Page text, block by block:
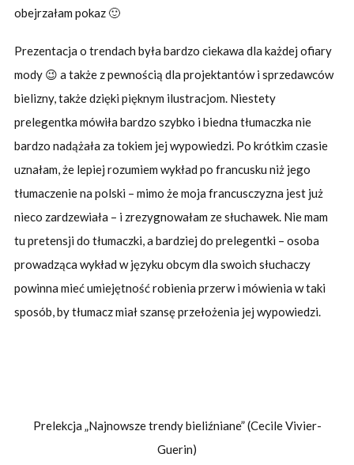
obejrzałam pokaz 🙂
Prezentacja o trendach była bardzo ciekawa dla każdej ofiary
mody 😉 a także z pewnością dla projektantów i sprzedawców
bielizny, także dzięki pięknym ilustracjom. Niestety
prelegentka mówiła bardzo szybko i biedna tłumaczka nie
bardzo nadążała za tokiem jej wypowiedzi. Po krótkim czasie
uznałam, że lepiej rozumiem wykład po francusku niż jego
tłumaczenie na polski – mimo że moja francusczyzna jest już
nieco zardzewiała – i zrezygnowałam ze słuchawek. Nie mam
tu pretensji do tłumaczki, a bardziej do prelegentki – osoba
prowadząca wykład w języku obcym dla swoich słuchaczy
powinna mieć umiejętność robienia przerw i mówienia w taki
sposób, by tłumacz miał szansę przełożenia jej wypowiedzi.
Prelekcja „Najnowsze trendy bieliźniane” (Cecile Vivier-
Guerin)